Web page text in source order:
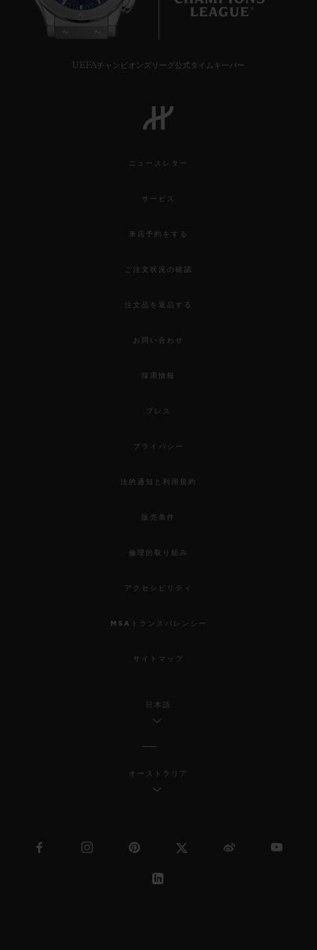
UEFAチャンピオンズリーグ公式タイムキーパー
ニュースレター
サービス
来店予約をする
ご注文状況の確認
注文品を返品する
お問い合わせ
採用情報
プレス
プライバシー
法的通知と利用規約
販売条件
倫理的取り組み
アクセシビリティ
MSAトランスパレンシー
サイトマップ
日本語
オーストラリア